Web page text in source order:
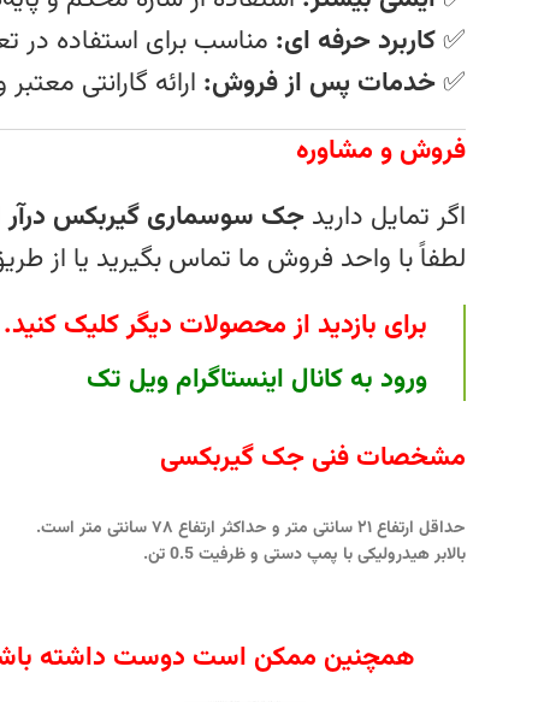
✅کاربرد حرفه‌ ای: مناسب برای استفاده
✅خدمات پس از فروش: ارائه گارانتی
فروش و مشاوره
اگر تمایل دارید جک سوسماری گیربکس درآر
لطفاً با واحد فروش ما تماس بگیرید یا از
برای بازدید از محصولات دیگر کلیک کنید.
ورود به کانال اینستاگرام ویل تک
مشخصات فنی جک گیربکسی
حداقل ارتفاع ۲۱ سانتی متر و حداکثر ارتفاع ۷۸ سانتی متر است.
بالابر هیدرولیکی با پمپ دستی و ظرفیت 0.5 تن.
همچنین ممکن است دوست داشته